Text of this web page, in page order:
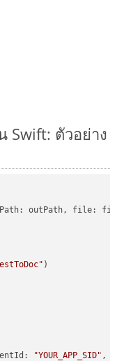
Swift: ตัวอย่าง
outPath, file: file.
)
"YOUR_APP_SID" ,